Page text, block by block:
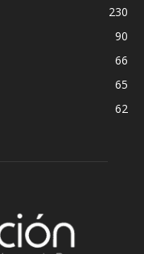
230
90
66
65
62